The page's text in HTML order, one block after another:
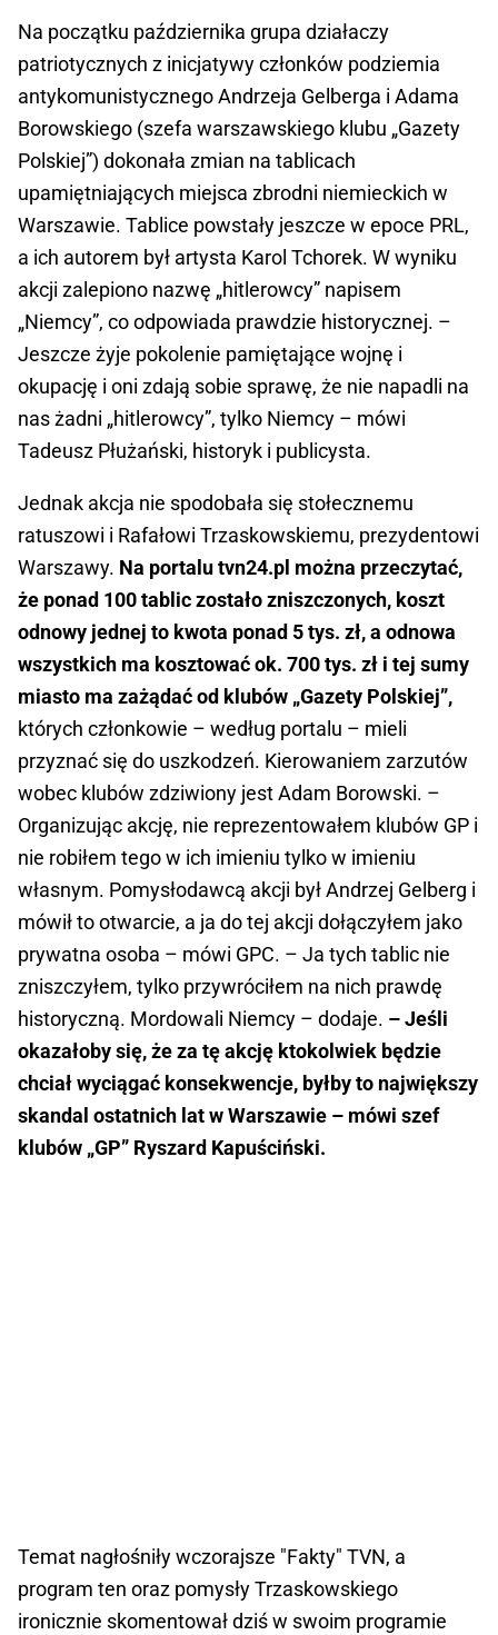
Na początku października grupa działaczy
patriotycznych z inicjatywy członków podziemia
antykomunistycznego Andrzeja Gelberga i Adama
Borowskiego (szefa warszawskiego klubu „Gazety
Polskiej”) dokonała zmian na tablicach
upamiętniających miejsca zbrodni niemieckich w
Warszawie. Tablice powstały jeszcze w epoce PRL,
a ich autorem był artysta Karol Tchorek. W wyniku
akcji zalepiono nazwę „hitlerowcy” napisem
„Niemcy”, co odpowiada prawdzie historycznej. –
Jeszcze żyje pokolenie pamiętające wojnę i
okupację i oni zdają sobie sprawę, że nie napadli na
nas żadni „hitlerowcy”, tylko Niemcy – mówi
Tadeusz Płużański, historyk i publicysta.
Jednak akcja nie spodobała się stołecznemu
ratuszowi i Rafałowi Trzaskowskiemu, prezydentowi
Warszawy. Na portalu tvn24.pl można przeczytać,
że ponad 100 tablic zostało zniszczonych, koszt
odnowy jednej to kwota ponad 5 tys. zł, a odnowa
wszystkich ma kosztować ok. 700 tys. zł i tej sumy
miasto ma zażądać od klubów „Gazety Polskiej”,
których członkowie – według portalu – mieli
przyznać się do uszkodzeń. Kierowaniem zarzutów
wobec klubów zdziwiony jest Adam Borowski. –
Organizując akcję, nie reprezentowałem klubów GP i
nie robiłem tego w ich imieniu tylko w imieniu
własnym. Pomysłodawcą akcji był Andrzej Gelberg i
mówił to otwarcie, a ja do tej akcji dołączyłem jako
prywatna osoba – mówi GPC. – Ja tych tablic nie
zniszczyłem, tylko przywróciłem na nich prawdę
historyczną. Mordowali Niemcy – dodaje. – Jeśli
okazałoby się, że za tę akcję ktokolwiek będzie
chciał wyciągać konsekwencje, byłby to największy
skandal ostatnich lat w Warszawie – mówi szef
klubów „GP” Ryszard Kapuściński.
Temat nagłośniły wczorajsze "Fakty" TVN, a
program ten oraz pomysły Trzaskowskiego
ironicznie skomentował dziś w swoim programie